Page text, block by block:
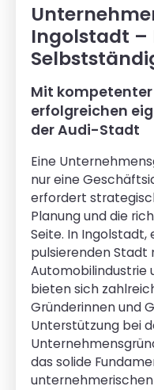
Ingolstadt –
Mit
erfolgreichen
der Audi-Stadt
Eine
nur eine
erfordert
Planung und die
Seite. In
pulsierenden Stadt
Automobilindustrie
bieten sich
Gründerinnen und
Unterstützung bei
das solide
unternehmerischen